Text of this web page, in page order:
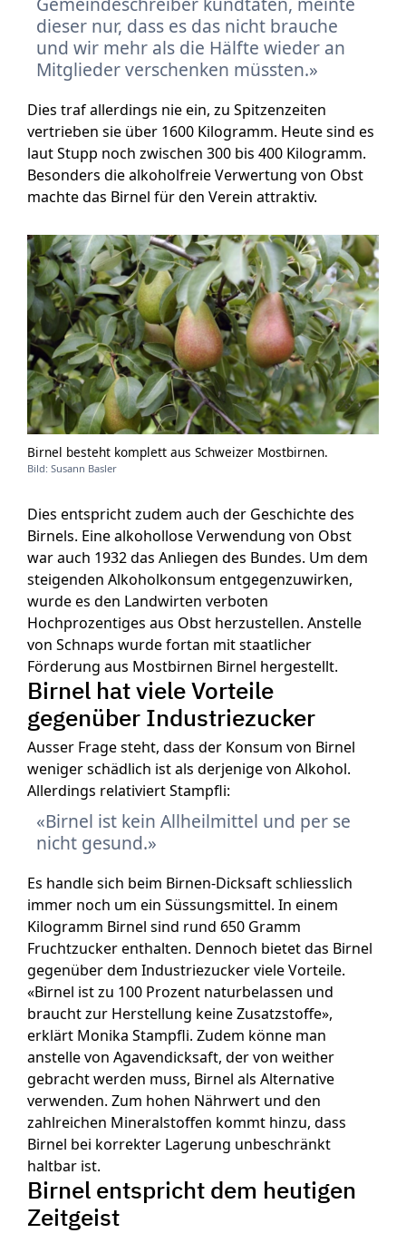
dieser nur, dass es das nicht brauche
und wir mehr als die Hälfte wieder an
Mitglieder verschenken müssten.
Dies traf allerdings nie ein, zu Spitzenzeiten
vertrieben sie über 1600 Kilogramm. Heute sind es
laut Stupp noch zwischen 300 bis 400 Kilogramm.
Besonders die alkoholfreie Verwertung von Obst
machte das Birnel für den Verein attraktiv.
Birnel besteht komplett aus Schweizer Mostbirnen.
Bild: Susann Basler
Dies entspricht zudem auch der Geschichte des
Birnels. Eine alkohollose Verwendung von Obst
war auch 1932 das Anliegen des Bundes. Um dem
steigenden Alkoholkonsum entgegenzuwirken,
wurde es den Landwirten verboten
Hochprozentiges aus Obst herzustellen. Anstelle
von Schnaps wurde fortan mit staatlicher
Förderung aus Mostbirnen Birnel hergestellt.
Birnel hat viele Vorteile
gegenüber Industriezucker
Ausser Frage steht, dass der Konsum von Birnel
weniger schädlich ist als derjenige von Alkohol.
Allerdings relativiert Stampfli:
Birnel ist kein Allheilmittel und per se
nicht gesund.
Es handle sich beim Birnen-Dicksaft schliesslich
immer noch um ein Süssungsmittel. In einem
Kilogramm Birnel sind rund 650 Gramm
Fruchtzucker enthalten. Dennoch bietet das Birnel
gegenüber dem Industriezucker viele Vorteile.
«Birnel ist zu 100 Prozent naturbelassen und
braucht zur Herstellung keine Zusatzstoffe»,
erklärt Monika Stampfli. Zudem könne man
anstelle von Agavendicksaft, der von weither
gebracht werden muss, Birnel als Alternative
verwenden. Zum hohen Nährwert und den
zahlreichen Mineralstoffen kommt hinzu, dass
Birnel bei korrekter Lagerung unbeschränkt
haltbar ist.
Birnel entspricht dem heutigen
Zeitgeist